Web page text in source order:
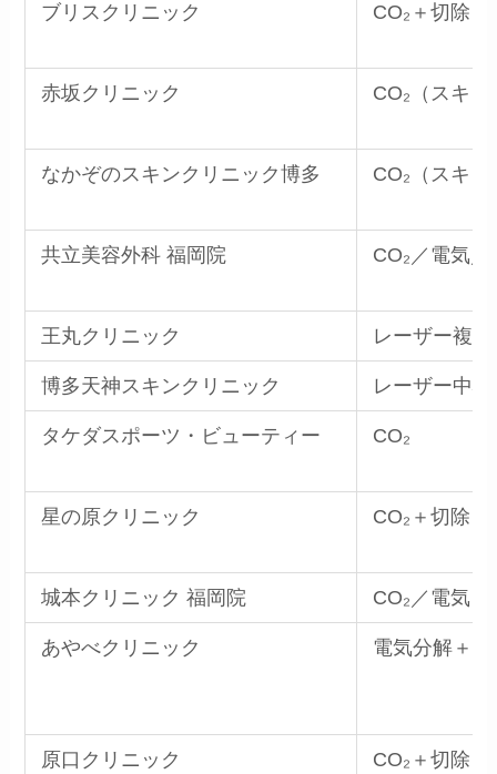
ブリスクリニック CO₂＋切除
赤坂クリニック CO₂（スキ
なかぞのスキンクリニック博多 CO₂（スキ
共立美容外科 福岡院 CO₂／電気／
王丸クリニック レーザー複
博多天神スキンクリニック レーザー中
タケダスポーツ・ビューティー CO₂
星の原クリニック CO₂＋切除
城本クリニック 福岡院 CO₂／電気＋
あやべクリニック 電気分解＋切
原口クリニック CO₂＋切除